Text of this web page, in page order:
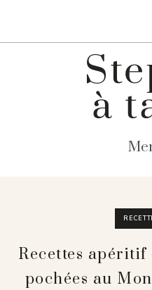
Recettes apéritif
pochées au